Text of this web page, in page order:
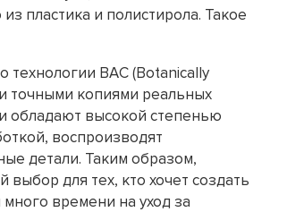
пластика и полистирола. Такое
технологии ВAС (Botanically
точными копиями реальных
обладают высокой степенью
воспроизводят
детали. Таким образом,
выбор для тех, кто хочет создать
времени на уход за